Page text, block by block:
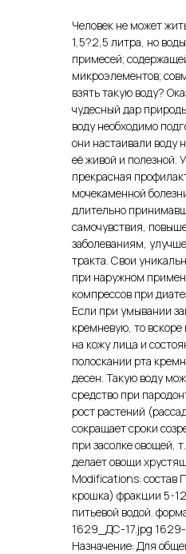
Человек не может
1,5?2,5 литра, но
примесей;
микроэлементов;
взять такую воду?
чудесный дар
воду необходимо
они настаивали
её живой и полезной.
прекрасная
мочекаменной
длительно
самочувствия,
заболеваниям,
тракта. Свои
при наружном
компрессов при
Если при умывании
кремневую, то
на кожу лица и
полоскании рта
десен. Такую воду
средство при
рост растений
сокращает сроки
при засолке овощей,
делает овощи
Modifications: состав
крошка) фракции 5-
питьевой водой.
1629_ДС-17.jpg
Назначение: Для